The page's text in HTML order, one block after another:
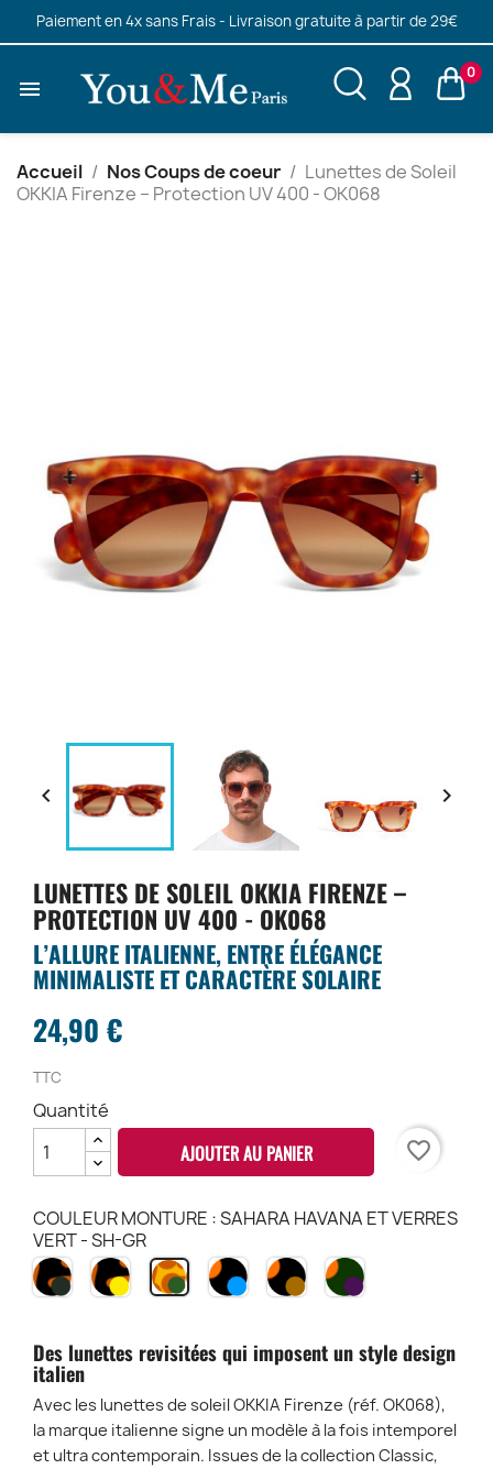
Paiement en 4x sans Frais - Livraison gratuite à partir de 29€

0
Accueil Nos Coups de coeur
Lunettes de Soleil
OKKIA Firenze – Protection UV 400 - OK068
 
LUNETTES DE SOLEIL OKKIA FIRENZE –
PROTECTION UV 400 - OK068
L’ALLURE ITALIENNE, ENTRE ÉLÉGANCE
MINIMALISTE ET CARACTÈRE SOLAIRE
24,90 €
TTC
Quantité
AJOUTER AU PANIER favorite_border
COULEUR MONTURE : SAHARA HAVANA ET VERRES
VERT - SH-GR
HAVANA
BLACK
VERT
-
B3H-
HAVANA
BLACK
JAUNE
B3H-
YE
SAHARA
HAVANA
VERT
SH-
GR
HAVANA
BLACK
BLEU
B3H
HAVANA
BLACK
MARRON
B3H
BR
DIRTY
HAVANA
Des lunettes revisitées qui imposent un style design
italien
Avec les lunettes de soleil OKKIA Firenze (réf. OK068),
la marque italienne signe un modèle à la fois intemporel
et ultra contemporain. Issues de la collection Classic,